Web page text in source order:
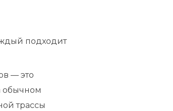
подходит
— это
обычном
трассы